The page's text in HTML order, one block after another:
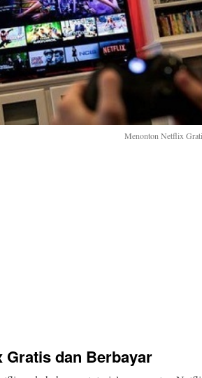
Menonton Netflix
Gratis dan Berbayar